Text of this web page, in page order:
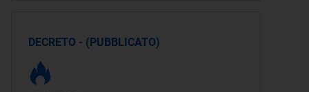
DECRETO - (PUBBLICATO)